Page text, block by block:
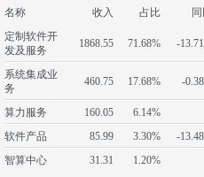
名称 收入 占比
定制软件开
发及服务
1868.55 71.68% -
系统集成业
务
460.75 17.68% -
算力服务 160.05 6.14%
软件产品
85.99 3.30%
-
智算中心
31.31 1.20%